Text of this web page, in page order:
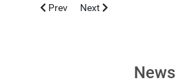
Previous article: CHIRURGIA
Prev Next article: Bambino
Next
News